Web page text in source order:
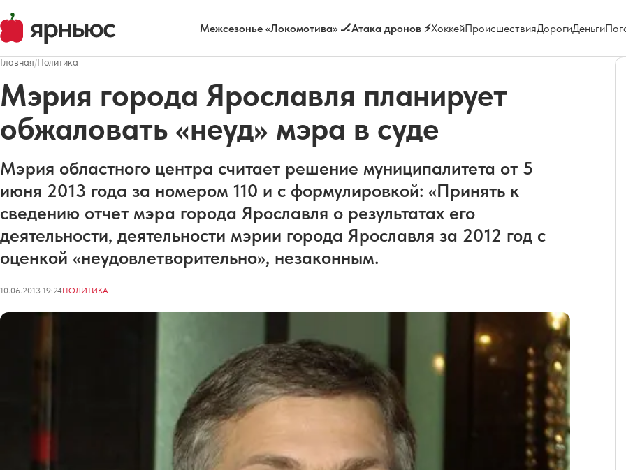
Межсезонье «Локомотива» 🏒Атака дронов ⚡ХоккейПроисшествияДорогиДеньги
Главная/Политика
Мэрия города Ярославля планирует
обжаловать «неуд» мэра в суде
Мэрия областного центра считает решение муниципалитета от 5
июня 2013 года за номером 110 и с формулировкой: «Принять к
сведению отчет мэра города Ярославля о результатах его
деятельности, деятельности мэрии города Ярославля за 2012 год с
оценкой «неудовлетворительно», незаконным.
10.06.2013 19:24ПОЛИТИКА